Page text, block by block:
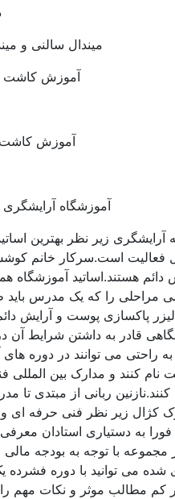
دیپ مانیکور
میندال سالنی و میندال ژورنالی
آموزش کاشت ناخن موقت
آموزش کاشت ناخن سریع
آموزشگاه آرایشگری نازنین ربانی
رشته آرایشگری زیر نظر بهترین اساتید فنی حرفه
است.سرکار خانم کوشش استاندارد
آموزشگاه همه با تجربه و
که یک مدرس باید طی کند طی
پوست و آرایش دائم جزو رشته
داشتن شرایط آن در فنی حرفه
در دوره های آموزشگاه با
مدارک بین المللی فنی حرفه ای
ربانی از مبتدی تا مدرسی در کنار
فنی حرفه ای وارد بازار کار
استادان معرفی می شوید و
به بودجه مالی افراد و پیش
با دوره فشرده یک روزه رفع
و نکات مهم را یاد بگیرید.با